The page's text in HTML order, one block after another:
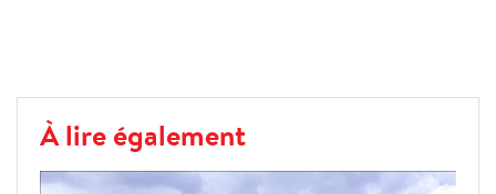
À lire également